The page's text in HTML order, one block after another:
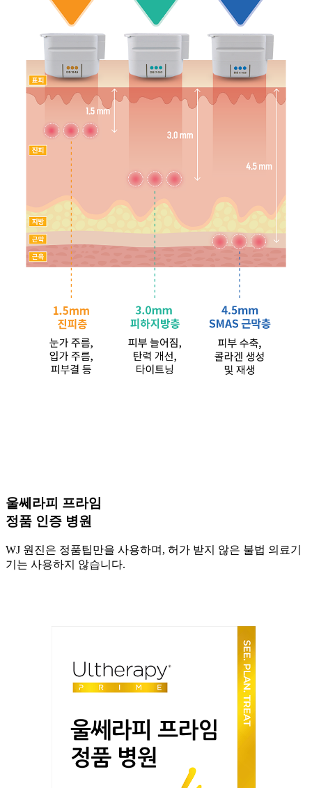
울쎄라피 프라임
정품 인증 병원
WJ 원진은 정품팁만을 사용하며, 허가 받지 않은 불법 의료기
기는 사용하지 않습니다.